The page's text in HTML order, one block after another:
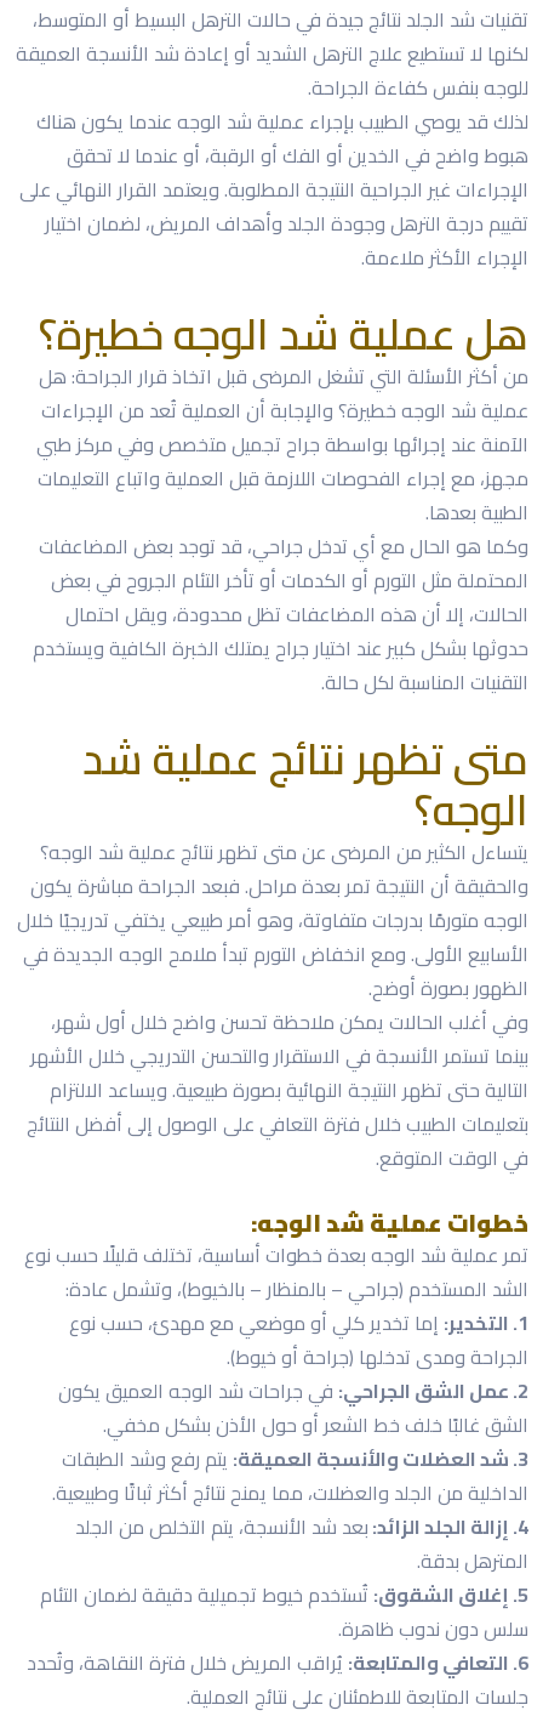
تقنيات شد الجلد نتائج جيدة في حالات الترهل البسيط أو المتوسط،
لكنها لا تستطيع علاج الترهل الشديد أو إعادة شد الأنسجة العميقة
للوجه بنفس كفاءة الجراحة.
لذلك قد يوصي الطبيب بإجراء عملية شد الوجه عندما يكون هناك
هبوط واضح في الخدين أو الفك أو الرقبة، أو عندما لا تحقق
الإجراءات غير الجراحية النتيجة المطلوبة. ويعتمد القرار النهائي على
تقييم درجة الترهل وجودة الجلد وأهداف المريض، لضمان اختيار
الإجراء الأكثر ملاءمة.
هل عملية شد الوجه خطيرة؟
من أكثر الأسئلة التي تشغل المرضى قبل اتخاذ قرار الجراحة: هل
عملية شد الوجه خطيرة؟ والإجابة أن العملية تُعد من الإجراءات
الآمنة عند إجرائها بواسطة جراح تجميل متخصص وفي مركز طبي
مجهز، مع إجراء الفحوصات اللازمة قبل العملية واتباع التعليمات
الطبية بعدها.
وكما هو الحال مع أي تدخل جراحي، قد توجد بعض المضاعفات
المحتملة مثل التورم أو الكدمات أو تأخر التئام الجروح في بعض
الحالات، إلا أن هذه المضاعفات تظل محدودة، ويقل احتمال
حدوثها بشكل كبير عند اختيار جراح يمتلك الخبرة الكافية ويستخدم
التقنيات المناسبة لكل حالة.
متى تظهر نتائج عملية شد
الوجه؟
يتساءل الكثير من المرضى عن متى تظهر نتائج عملية شد الوجه؟
والحقيقة أن النتيجة تمر بعدة مراحل. فبعد الجراحة مباشرة يكون
الوجه متورمًا بدرجات متفاوتة، وهو أمر طبيعي يختفي تدريجيًا خلال
الأسابيع الأولى. ومع انخفاض التورم تبدأ ملامح الوجه الجديدة في
الظهور بصورة أوضح.
وفي أغلب الحالات يمكن ملاحظة تحسن واضح خلال أول شهر،
بينما تستمر الأنسجة في الاستقرار والتحسن التدريجي خلال الأشهر
التالية حتى تظهر النتيجة النهائية بصورة طبيعية. ويساعد الالتزام
بتعليمات الطبيب خلال فترة التعافي على الوصول إلى أفضل النتائج
في الوقت المتوقع.
خطوات عملية شد الوجه:
تمر عملية شد الوجه بعدة خطوات أساسية، تختلف قليلًا حسب نوع
الشد المستخدم (جراحي – بالمنظار – بالخيوط)، وتشمل عادة:
1. التخدير:
إما تخدير كلي أو موضعي مع مهدئ، حسب نوع
الجراحة ومدى تدخلها (جراحة أو خيوط).
2. عمل الشق الجراحي:
في جراحات شد الوجه العميق يكون
الشق غالبًا خلف خط الشعر أو حول الأذن بشكل مخفي.
3. شد العضلات والأنسجة العميقة:
يتم رفع وشد الطبقات
الداخلية من الجلد والعضلات، مما يمنح نتائج أكثر ثباتًا وطبيعية.
4. إزالة الجلد الزائد:
بعد شد الأنسجة، يتم التخلص من الجلد
المترهل بدقة.
5. إغلاق الشقوق:
تُستخدم خيوط تجميلية دقيقة لضمان التئام
سلس دون ندوب ظاهرة.
6. التعافي والمتابعة:
يُراقب المريض خلال فترة النقاهة، وتُحدد
جلسات المتابعة للاطمئنان على نتائج العملية.